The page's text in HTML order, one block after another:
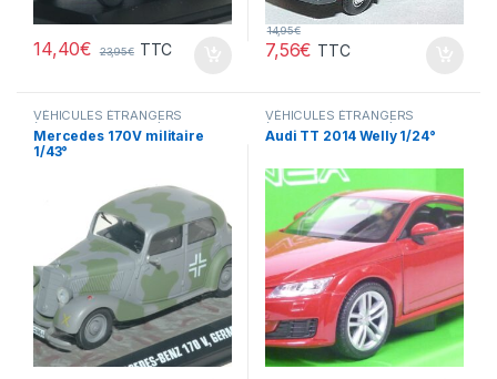
14,40€ 23,95€ TTC 7,56€
14,95€
TTC
VÉHICULES ÉTRANGERS
(voitures,camions ...),
VÉHICULES INTERVENTION
(gendarmerie, pompiers, police,
Mercedes 170V militaire
1/43°
VÉHICULES ÉTRANGERS
(voitures,camions ...)
Audi TT 2014 Welly 1/24°